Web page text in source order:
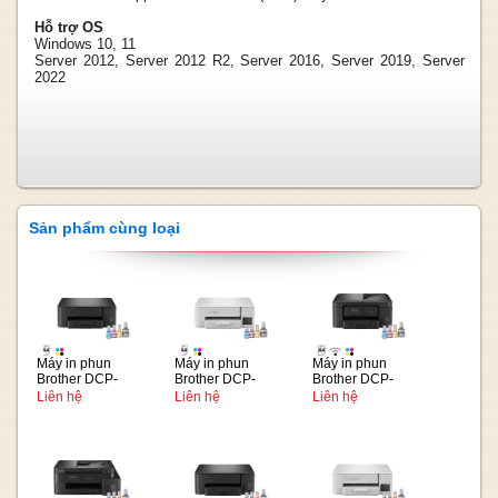
Hỗ trợ OS
Windows 10, 11
Server 2012, Server 2012 R2, Server 2016, Server 2019, Server
2022
Sản phẩm cùng loại
Máy in phun
Brother DCP-
T230
Liên hệ
Máy in phun
Brother DCP-
T236
Liên hệ
Máy in phun
Brother DCP-
T730DW
Liên hệ